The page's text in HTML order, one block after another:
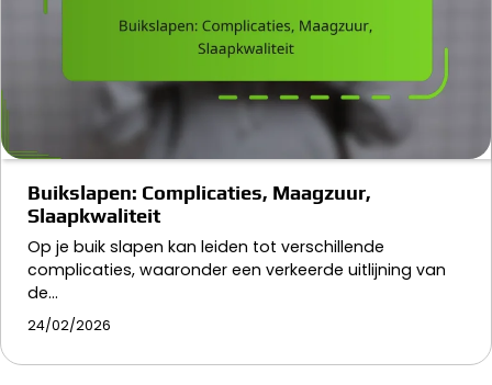
Buikslapen: Complicaties, Maagzuur,
Slaapkwaliteit
Op je buik slapen kan leiden tot verschillende
complicaties, waaronder een verkeerde uitlijning van
de…
24/02/2026